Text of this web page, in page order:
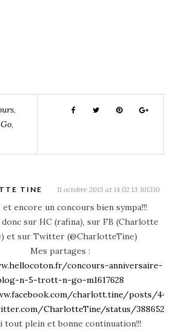
,
,
TINE 11 octobre 2013 at 14 02 13 101310
et encore un concours bien sympa!!!
donc sur HC (rafina), sur FB (Charlotte
et sur Twitter (@CharlotteTine)
Mes partages :
concours-anniversaire-
n-5-trott-n-go-m1617628
charlott.tine/posts/
CharlotteTine/status/
tout plein et bonne continuation!!!